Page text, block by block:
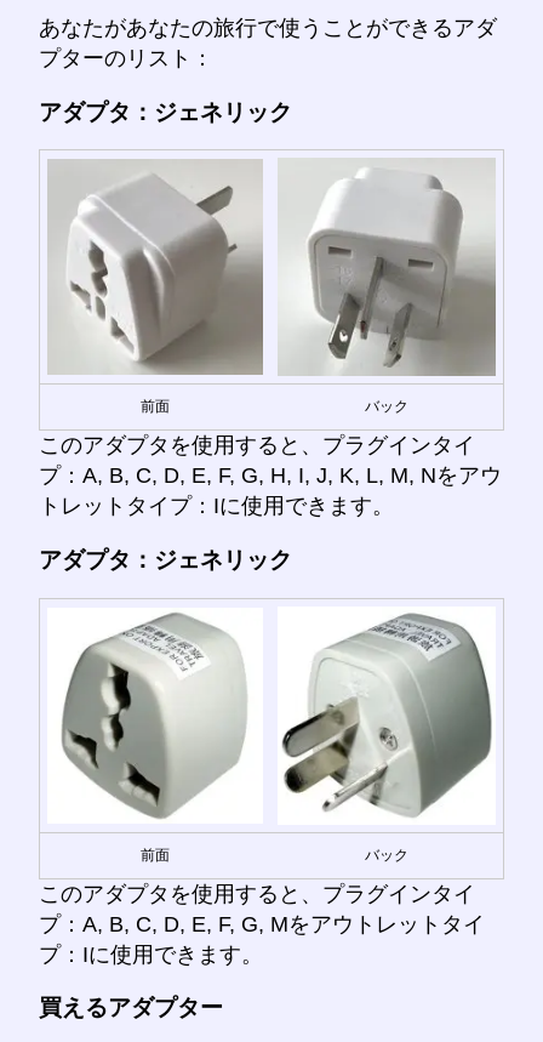
あなたがあなたの旅行で使うことができるアダ
プターのリスト：
アダプタ：ジェネリック
前面 バック
このアダプタを使用すると、プラグインタイ
プ：A, B, C, D, E, F, G, H, I, J, K, L, M, Nをアウ
トレットタイプ：Iに使用できます。
アダプタ：ジェネリック
前面 バック
このアダプタを使用すると、プラグインタイ
プ：A, B, C, D, E, F, G, Mをアウトレットタイ
プ：Iに使用できます。
買えるアダプター